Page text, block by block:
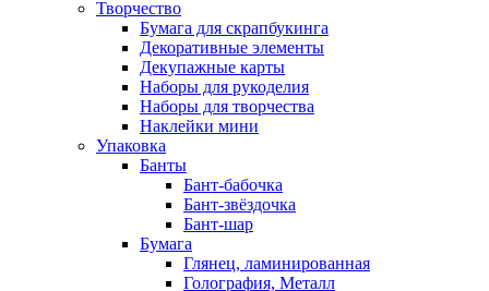
Творчество
Бумага для скрапбукинга
Декоративные элементы
Декупажные карты
Наборы для рукоделия
Наборы для творчества
Наклейки мини
Упаковка
Банты
Бант-бабочка
Бант-звёздочка
Бант-шар
Бумага
Глянец, ламинированная
Голография, Металл